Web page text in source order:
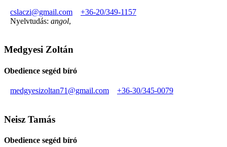
cslaczi@gmail.com
+36-20/349-1157
Nyelvtudás: angol,
Medgyesi Zoltán
Obedience segéd bíró
medgyesizoltan71@gmail.com +36-30/345-0079
Neisz Tamás
Obedience segéd bíró